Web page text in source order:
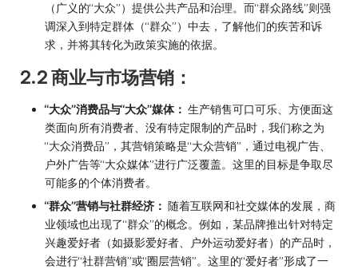
（广义的“大众”）提供公共产品和治理。而“群众路线”则强
调深入到特定群体（“群众”）中去，了解他们的疾苦和诉
求，并将其转化为政策实施的依据。
2.2 商业与市场营销：
“大众”消费品与“大众”媒体： 生产销售可口可乐、方便面这
类面向所有消费者、没有特定限制的产品时，我们称之为
“大众消费品”，其营销策略是“大众营销”，通过电视广告、
户外广告等“大众媒体”进行广泛覆盖。这里的目标是争取尽
可能多的个体消费者。
“群众”营销与社群经济： 随着互联网和社交媒体的发展，商
业领域也出现了“群众”的概念。例如，某品牌推出针对特定
兴趣爱好者（如摄影爱好者、户外运动爱好者）的产品时，
会进行“社群营销”或“圈层营销”。这里的“爱好者”形成了一